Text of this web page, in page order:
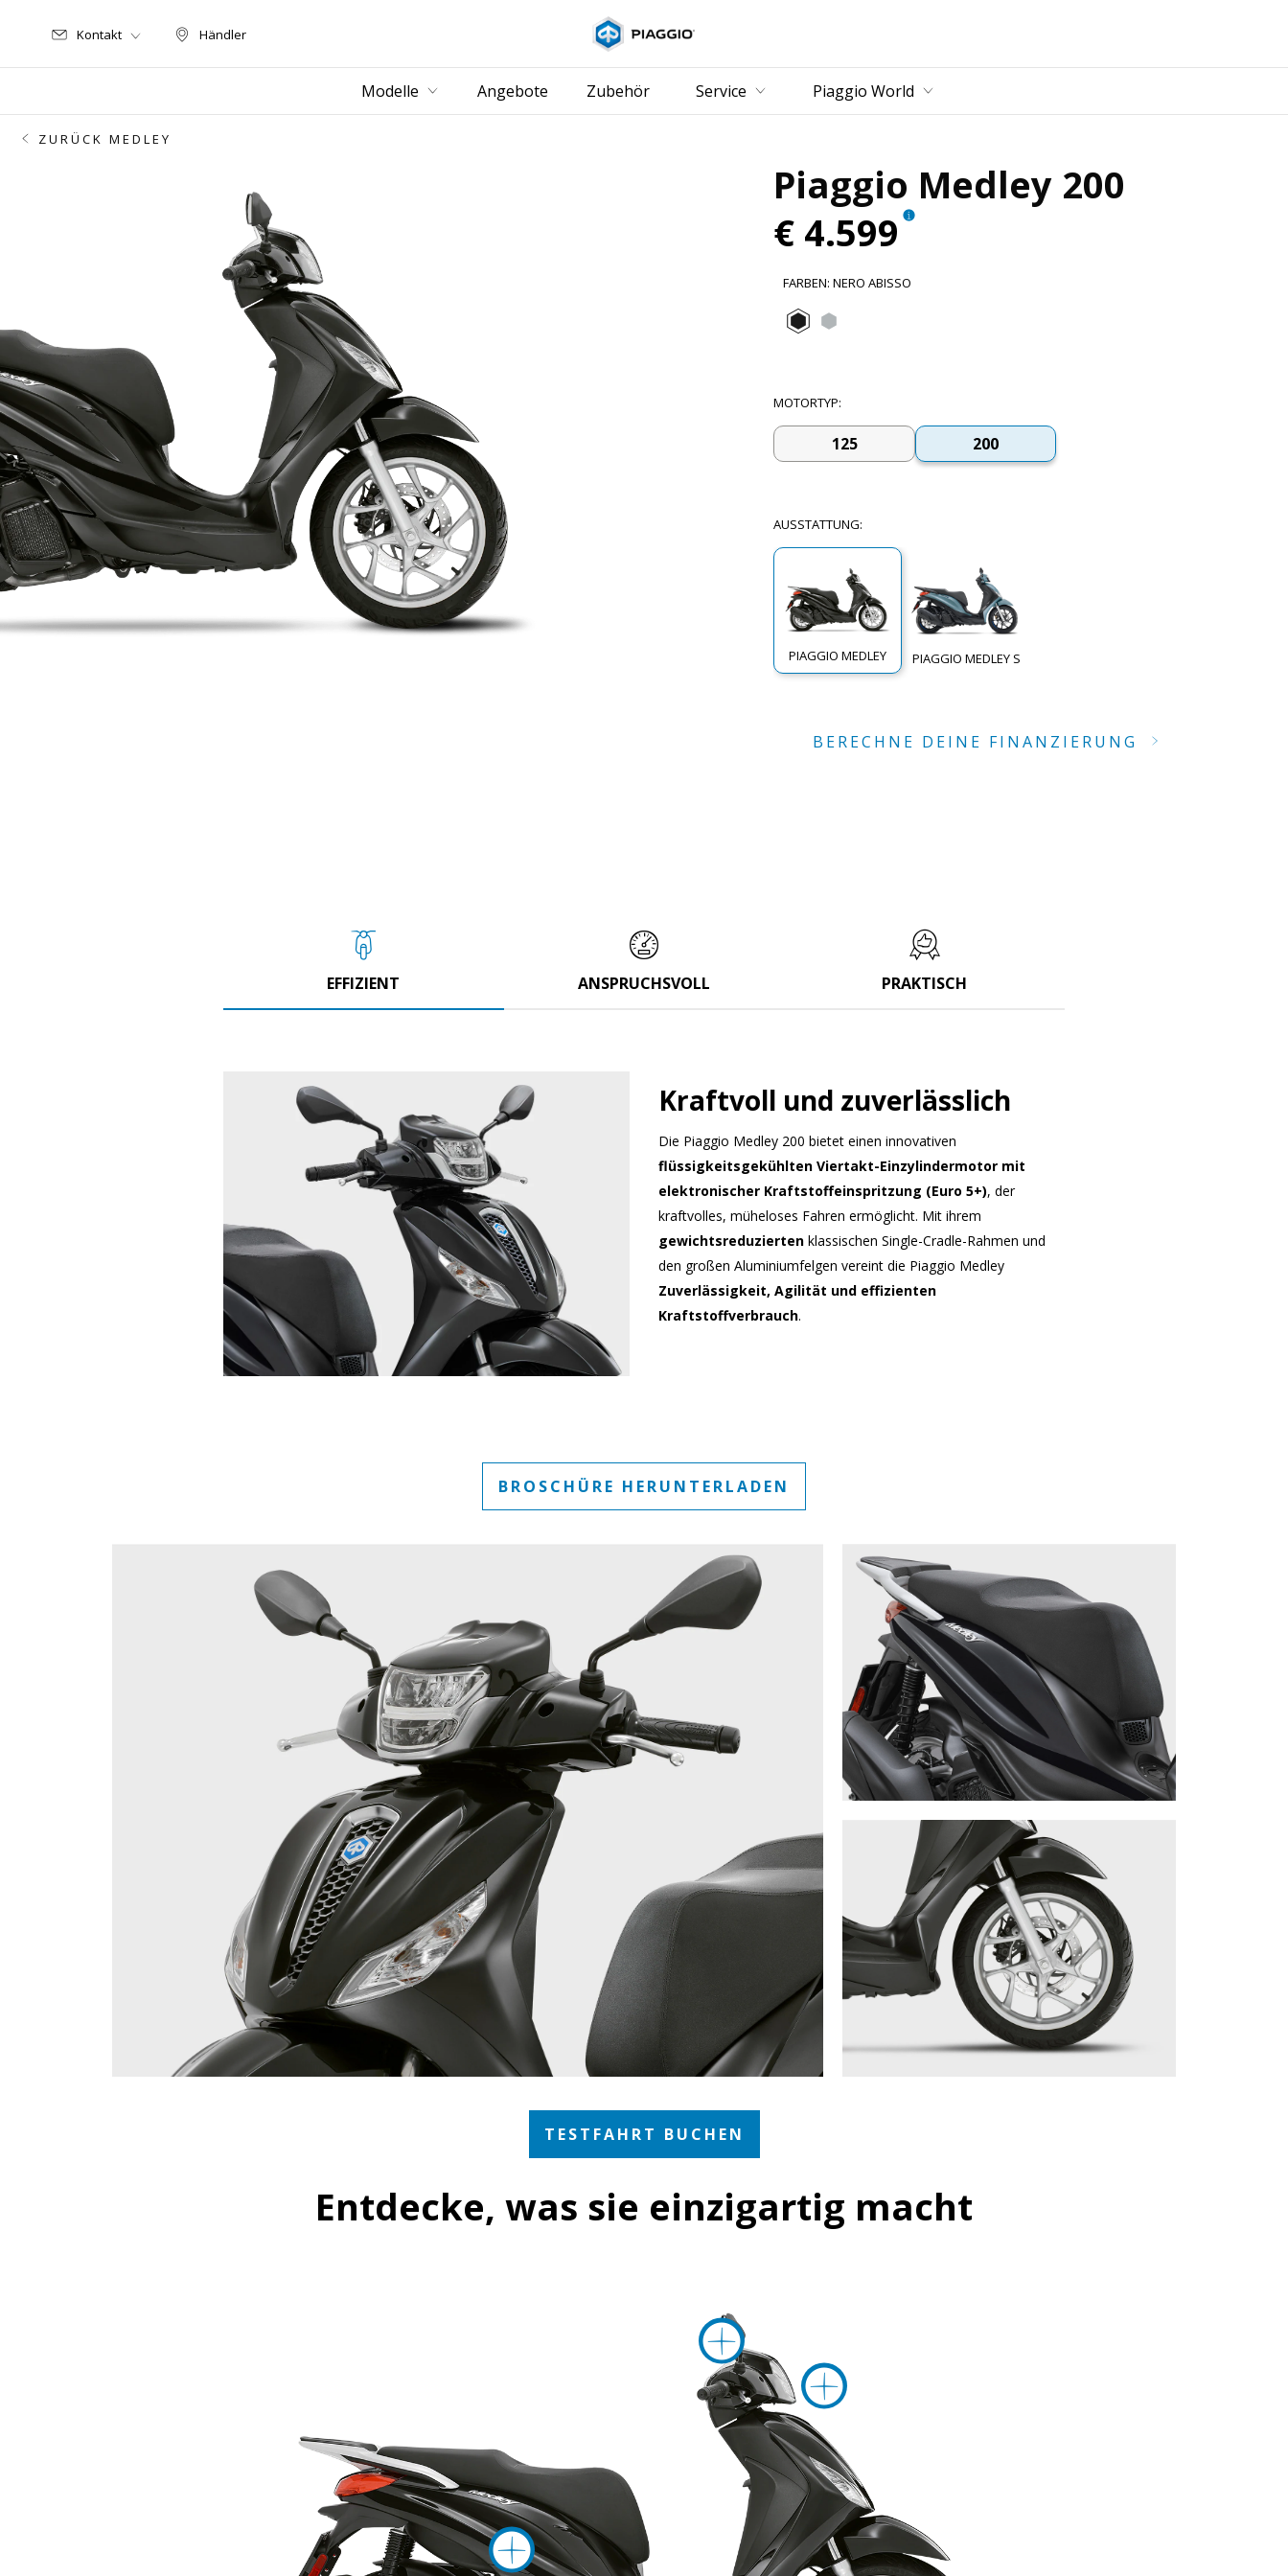
Händler
Händler
Kontakt
Modelle Angebote Zubehör Service Piaggio World
ZURÜCK MEDLEY
Piaggio Medley 200
€ 4.599
FARBEN:NERO ABISSO
Nero Abisso
MOTORTYP:
125 200
AUSSTATTUNG:
PIAGGIO MEDLEY PIAGGIO MEDLEY S
BERECHNE DEINE FINANZIERUNG
EFFIZIENT ANSPRUCHSVOLL PRAKTISCH
Kraftvoll und zuverlässlich
Die Piaggio Medley 200 bietet einen innovativen
flüssigkeitsgekühlten Viertakt-Einzylindermotor mit
elektronischer Kraftstoffeinspritzung (Euro 5+), der
kraftvolles, müheloses Fahren ermöglicht. Mit ihrem
gewichtsreduzierten klassischen Single-Cradle-Rahmen und
den großen Aluminiumfelgen vereint die Piaggio Medley
Zuverlässigkeit, Agilität und effizienten
Kraftstoffverbrauch.
BROSCHÜRE HERUNTERLADEN
TESTFAHRT BUCHEN
Entdecke, was sie einzigartig macht
mehr Informationen
mehr Informationen